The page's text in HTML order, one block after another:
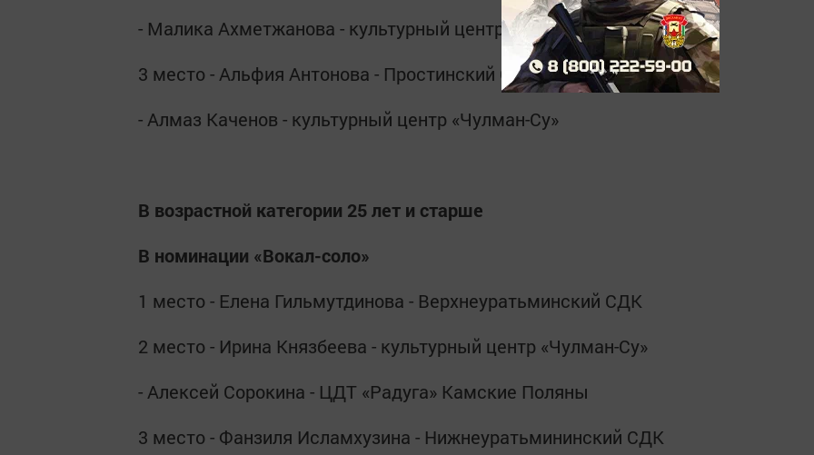
- Малика Ахметжанова - культурный центр «Чулман-Су»
3 место - Альфия Антонова - Простинский СДК
- Алмаз Каченов - культурный центр «Чулман-Су»
В возрастной категории 25 лет и старше
В номинации «Вокал-соло»
1 место - Елена Гильмутдинова - Верхнеуратьминский СДК
2 место - Ирина Князбеева - культурный центр «Чулман-Су»
- Алексей Сорокина - ЦДТ «Радуга» Камские Поляны
3 место - Фанзиля Исламхузина - Нижнеуратьмининский СДК